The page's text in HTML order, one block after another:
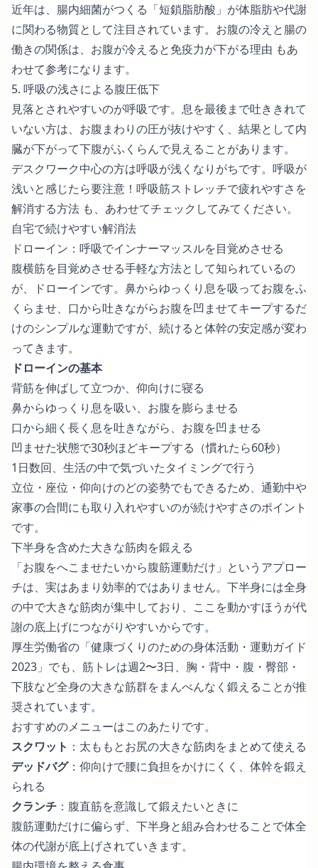
近年は、腸内細菌がつくる「短鎖脂肪酸」が体脂肪や代謝
に関わる物質として注目されています。お腹の冷えと腸の
働きの関係は、 お腹が冷えると免疫力が下がる理由 もあ
わせて参考になります。
5. 呼吸の浅さによる腹圧低下
見落とされやすいのが呼吸です。息を最後まで吐ききれて
いない方は、お腹まわりの圧が抜けやすく、結果として内
臓が下がって下腹がふくらんで見えることがあります。
デスクワーク中心の方は呼吸が浅くなりがちです。 呼吸が
浅いと感じたら要注意！呼吸筋ストレッチで疲れやすさを
解消する方法 も、あわせてチェックしてみてください。
自宅で続けやすい解消法
ドローイン：呼吸でインナーマッスルを目覚めさせる
腹横筋を目覚めさせる手軽な方法として知られているの
が、ドローインです。鼻からゆっくり息を吸ってお腹をふ
くらませ、口から吐きながらお腹を凹ませてキープするだ
けのシンプルな運動ですが、続けると体幹の安定感が変わ
ってきます。
ドローインの基本
背筋を伸ばして立つか、仰向けに寝る
鼻からゆっくり息を吸い、お腹を膨らませる
口から細く長く息を吐きながら、お腹を凹ませる
凹ませた状態で30秒ほどキープする（慣れたら60秒）
1日数回、生活の中で気づいたタイミングで行う
立位・座位・仰向けのどの姿勢でもできるため、通勤中や
家事の合間にも取り入れやすいのが続けやすさのポイント
です。
下半身を含めた大きな筋肉を鍛える
「お腹をへこませたいから腹筋運動だけ」というアプロー
チは、実はあまり効率的ではありません。下半身には全身
の中で大きな筋肉が集中しており、ここを動かすほうが代
謝の底上げにつながりやすいからです。
厚生労働省の 「健康づくりのための身体活動・運動ガイド
2023」 でも、筋トレは週2〜3日、胸・背中・腹・臀部・
下肢など全身の大きな筋群をまんべんなく鍛えることが推
奨されています。
おすすめのメニューはこのあたりです。
スクワット ：太ももとお尻の大きな筋肉をまとめて使える
デッドバグ：仰向けで腰に負担をかけにくく、体幹を鍛え
られる
クランチ ：腹直筋を意識して鍛えたいときに
腹筋運動だけに偏らず、下半身と組み合わせることで体全
体の代謝が底上げされていきます。